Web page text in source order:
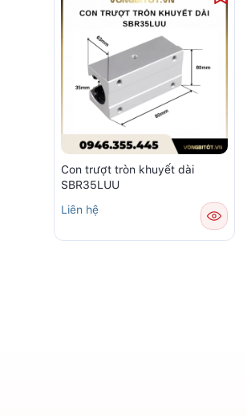
Con trượt tròn khuyết dài
SBR35LUU
Liên hệ